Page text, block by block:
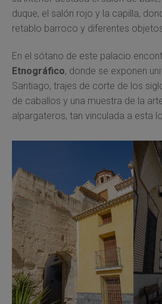
duque, el salón rojo y la capilla,
retablo barroco y diferentes
En el sótano de este palacio
Etnográfico, donde se exponen
Santiago, trajes de corte de los
de caballos y una muestra de la
alpargateros, tan vinculada a esta